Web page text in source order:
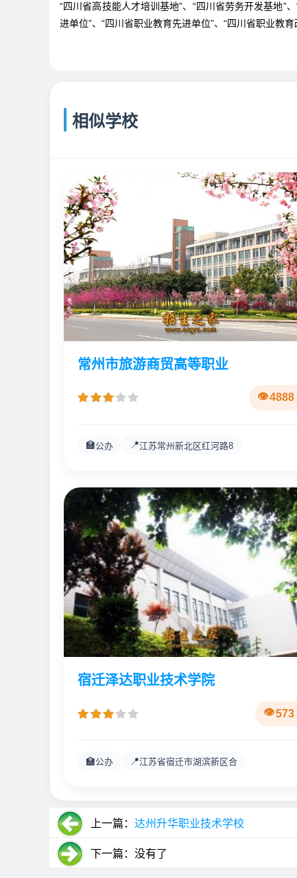
“四川省高技能人才培训基地”、“四川省劳务开发基地”
进单位”、“四川省职业教育先进单位”、“四川省职业教
相似学校
常州市旅游商贸高等职业
4888
🏫公办 📍江苏常州新北区红河路8
宿迁泽达职业技术学院
573
🏫公办 📍江苏省宿迁市湖滨新区合
上一篇： 达州升华职业技术学校
下一篇：没有了